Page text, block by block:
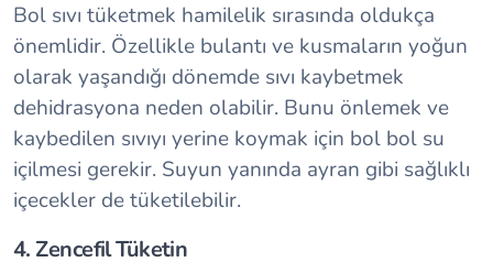
Bol sıvı tüketmek hamilelik sırasında oldukça
önemlidir. Özellikle bulantı ve kusmaların yoğun
olarak yaşandığı dönemde sıvı kaybetmek
dehidrasyona neden olabilir. Bunu önlemek ve
kaybedilen sıvıyı yerine koymak için bol bol su
içilmesi gerekir. Suyun yanında ayran gibi sağlıklı
içecekler de tüketilebilir.
4. Zencefil Tüketin